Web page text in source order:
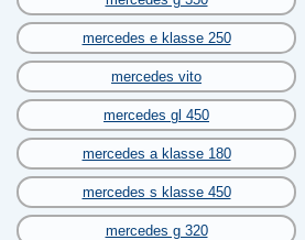
mercedes e klasse 250
mercedes vito
mercedes gl 450
mercedes a klasse 180
mercedes s klasse 450
mercedes g 320